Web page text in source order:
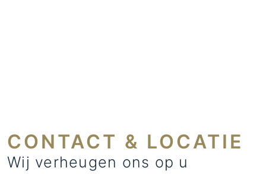
CONTACT & LOCATIE
Wij verheugen ons op u